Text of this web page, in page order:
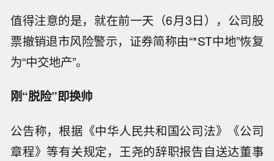
值得注意的是，就在前一天（6月3日），公司股
票撤销退市风险警示，证券简称由“*ST中地”恢复
为“中交地产”。
刚“脱险”即换帅
公告称，根据《中华人民共和国公司法》《公司
章程》等有关规定，王尧的辞职报告自送达董事